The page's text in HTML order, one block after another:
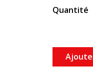
Quantité